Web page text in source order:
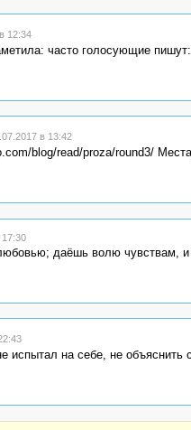
12:34
часто голосующие
в 13:42
blog/read/proza/round3/
даёшь волю чувствам, и
испытал на себе, не